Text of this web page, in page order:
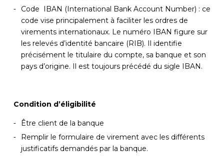
Code IBAN (International Bank Account Number) : ce
code vise principalement à faciliter les ordres de
virements internationaux. Le numéro IBAN figure sur
les relevés d’identité bancaire (RIB). Il identifie
précisément le titulaire du compte, sa banque et son
pays d’origine. Il est toujours précédé du sigle IBAN.
Condition d’éligibilité
Être client de la banque
Remplir le formulaire de virement avec les différents
justificatifs demandés par la banque.